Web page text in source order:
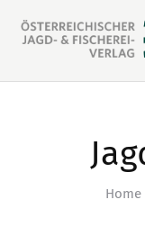
Home